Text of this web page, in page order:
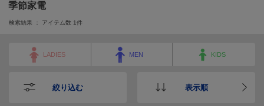
季節家電
検索結果 ： アイテム数 1件
LADIES MEN KIDS
絞り込む 表示順